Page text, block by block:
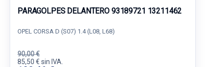
PARAGOLPES DELANTERO 93189721 13211462
OPEL CORSA D (S07) 1.4 (L08, L68)
90,00 €
85,50 € sin IVA.